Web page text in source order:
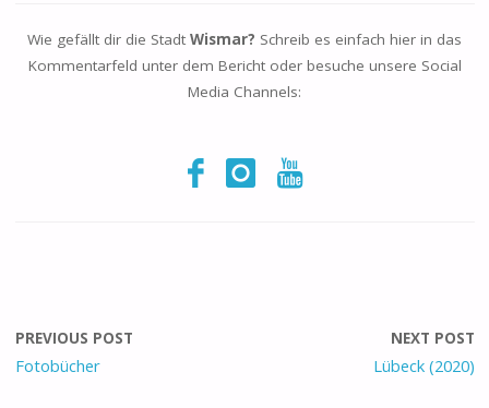
Wie gefällt dir die Stadt Wismar? Schreib es einfach hier in das
Kommentarfeld unter dem Bericht oder besuche unsere Social
Media Channels:
PREVIOUS POST
Fotobücher
NEXT POST
Lübeck (2020)